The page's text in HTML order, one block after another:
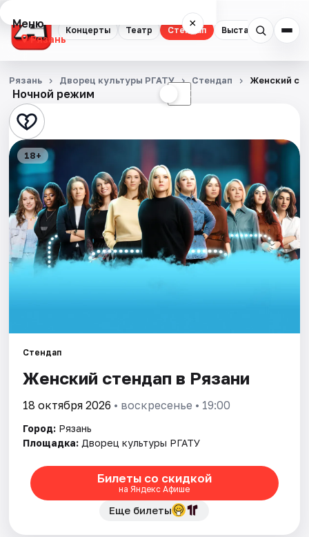
Концерты Театр Стендап Выставки
Меню ×
Рязань
Концерты
Театр
Стендап
Выставки
Экскурсии
Спорт
События
Артисты
Рейтинги
Ночной режим ☾
Рязань Дворец культуры РГАТУ Стендап Женский
18+
Стендап
Женский стендап в Рязани
18 октября 2026 • воскресенье • 19:00
Город: Рязань
Площадка: Дворец культуры РГАТУ
Билеты со скидкой
на Яндекс Афише
Еще билеты